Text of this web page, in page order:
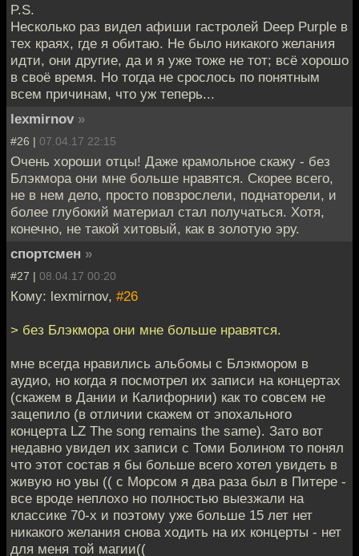
P.S.
Несколько раз видел афиши гастролей Deep Purple в
тех краях, где я обитаю. Не было никакого желания
идти, они другие, да и я уже тоже не тот; всё хорошо
в своё время. Но тогда не срослось по понятным
всем причинам, что уж теперь...
lexmirnov »
#26 | 07.04.17 22:15
Очень хороши отцы! Даже крамольное скажу - без
Блэкмора они мне больше нравятся. Скорее всего,
не в нем дело, просто повзрослели, поднаторели, и
более глубокий материал стал получаться. Хотя,
конечно, не такой хитовый, как в золотую эру.
спортсмен »
#27 | 08.04.17 00:20
Кому: lexmirnov, #26
> без Блэкмора они мне больше нравятся.
мне всегда нравились альбомы с Блэкмором в
аудио, но когда я посмотрел их записи на концертах
(скажем в Дании и Калифорнии) как то совсем не
зацепило (в отличии скажем от эпохального
концерта LZ The song remains the same). Зато вот
недавно увидел их записи с Томи Болином то понял
что этот состав я бы больше всего хотел увидеть в
живую но увы (( с Морсом я два раза был в Питере -
все вроде неплохо но полностью выезжали на
классике 70-х и поэтому уже больше 15 лет нет
никакого желания снова ходить на их концерты - нет
для меня той магии((